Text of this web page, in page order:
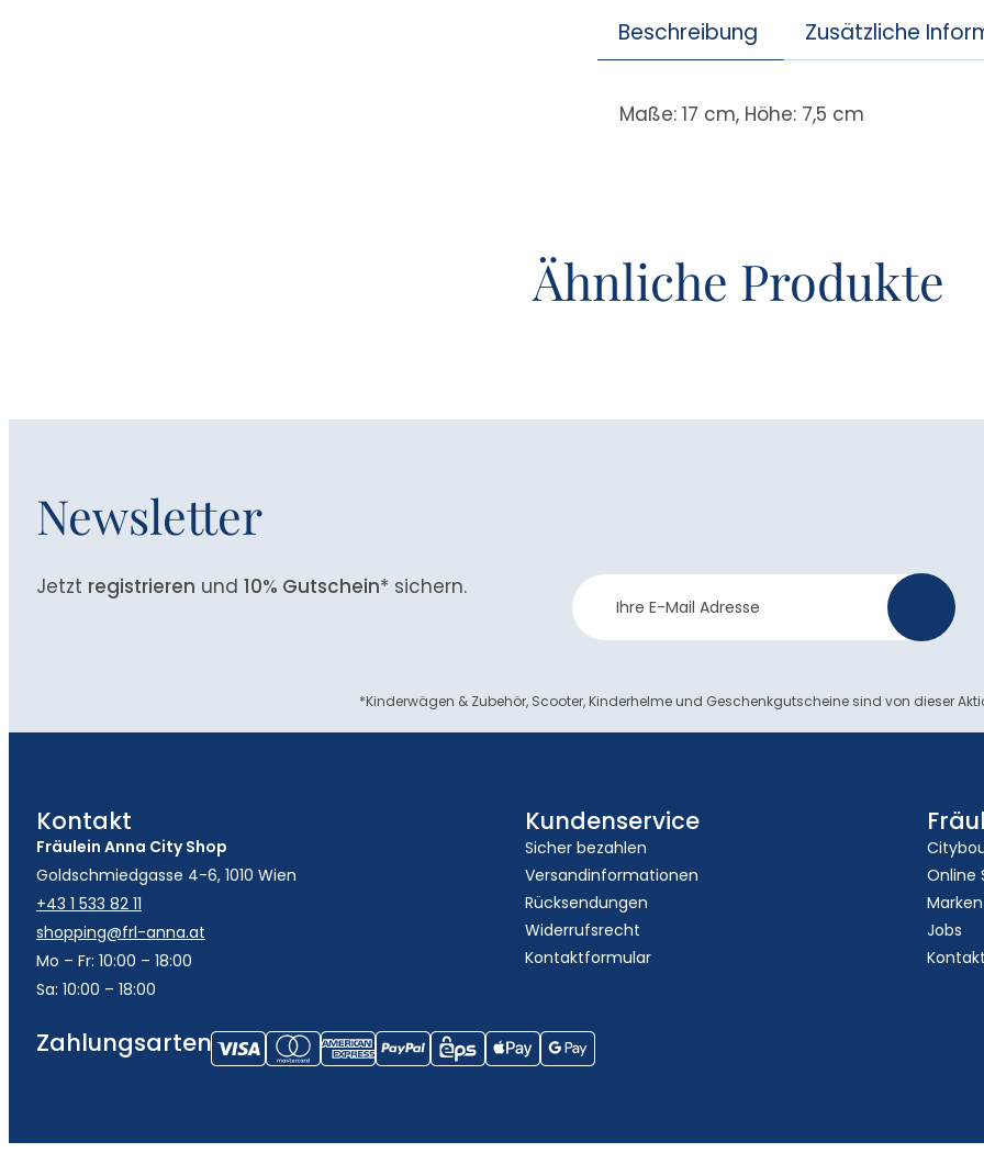
Beschreibung Zusätzliche
Maße: 17 cm, Höhe: 7,5 cm
Ähnliche Produkte
Newsletter
Jetzt registrieren und 10% Gutschein* sichern.
Newsletter
Anmeldung
*Kinderwägen & Zubehör, Scooter, Kinderhelme und Geschenkgutscheine sind von dieser
Kontakt
Fräulein Anna City Shop
Goldschmiedgasse 4-6, 1010 Wien
+43 1 533 82 11
shopping@frl-anna.at
Mo – Fr: 10:00 – 18:00
Sa: 10:00 – 18:00
Kundenservice
Sicher bezahlen
Versandinformationen
Rücksendungen
Widerrufsrecht
Kontaktformular
Online
Marken
Jobs
Kontakt
Zahlungsarten